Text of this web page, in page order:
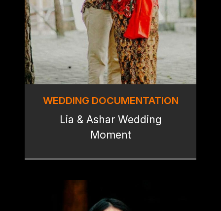
WEDDING DOCUMENTATION
Lia & Ashar Wedding
Moment